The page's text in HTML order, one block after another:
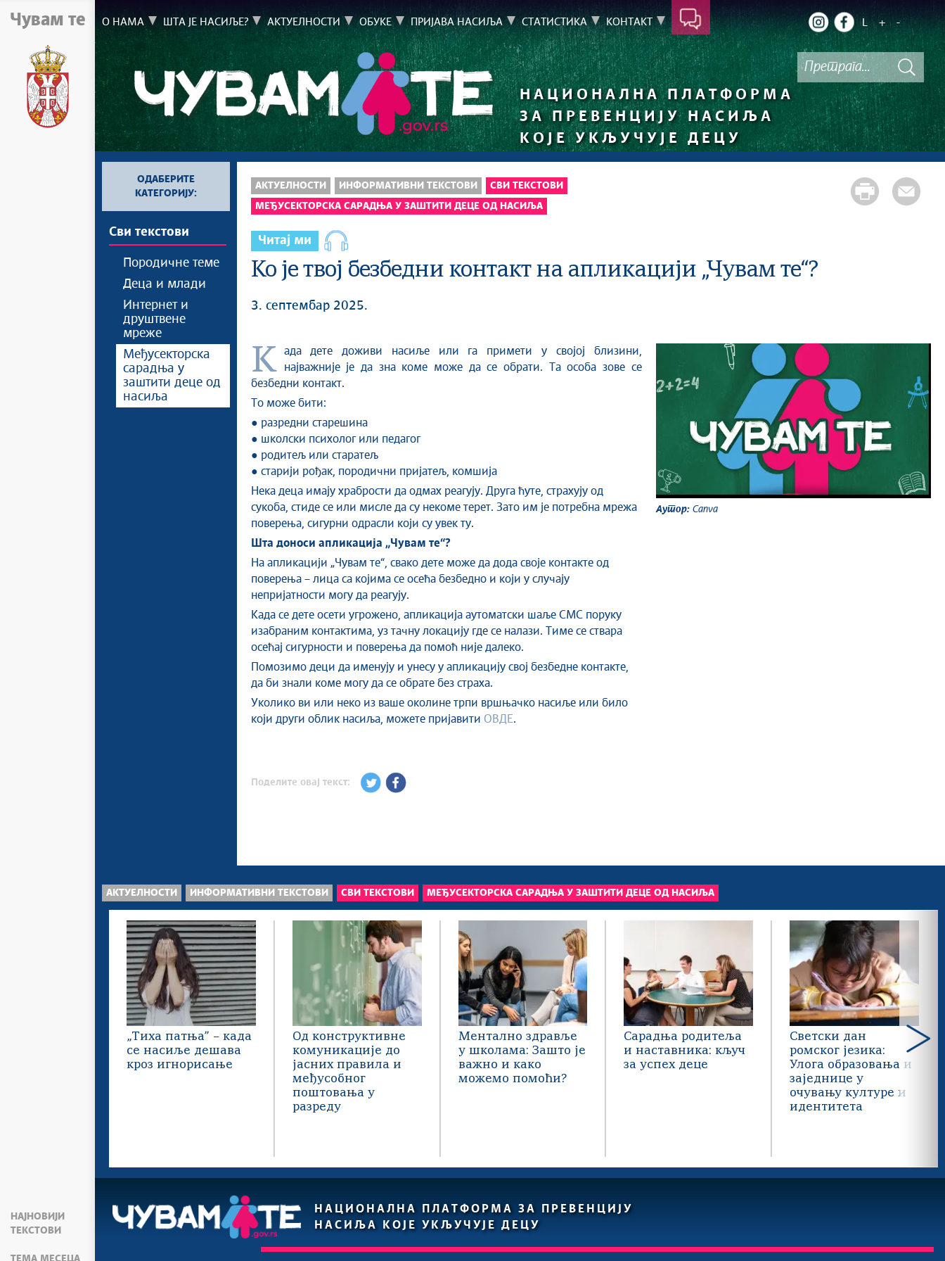
Чувам те
НАЈНОВИЈИ
ТЕКСТОВИ
ТЕМА МЕСЕЦА
О НАМА ШТА ЈЕ НАСИЉЕ? АКТУЕЛНОСТИ ОБУКЕ ПРИЈАВА НАСИЉА СТАТИСТИКА КОНТАКТ L + -
НАЦИОНАЛНА ПЛАТФОРМА
ЗА ПРЕВЕНЦИЈУ НАСИЉА
КОЈЕ УКЉУЧУЈЕ ДЕЦУ
ОДАБЕРИТЕ
КАТЕГОРИЈУ:
Сви текстови
Породичне теме
Деца и млади
Интернет и
друштвене
мреже
Међусекторска
сарадња у
заштити деце од
насиља
АКТУЕЛНОСТИ ИНФОРМАТИВНИ ТЕКСТОВИ СВИ ТЕКСТОВИ
МЕЂУСЕКТОРСКА САРАДЊА У ЗАШТИТИ ДЕЦЕ ОД НАСИЉА
Читај ми
Ко је твој безбедни контакт на апликацији „Чувам те“?
3. септембар 2025.
Када дете доживи насиље или га примети у својој близини,
најважније је да зна коме може да се обрати. Та особа зове се
безбедни контакт.
То може бити:
● разредни старешина
● школски психолог или педагог
● родитељ или старатељ
● старији рођак, породични пријатељ, комшија
Нека деца имају храбрости да одмах реагују. Друга ћуте, страхују од
сукоба, стиде се или мисле да су некоме терет. Зато им је потребна мрежа
поверења, сигурни одрасли који су увек ту.
Шта доноси апликација „Чувам те“?
На апликацији „Чувам те“, свако дете може да дода своје контакте од
поверења – лица са којима се осећа безбедно и који у случају
непријатности могу да реагују.
Када се дете осети угрожено, апликација аутоматски шаље СМС поруку
изабраним контактима, уз тачну локацију где се налази. Тиме се ствара
осећај сигурности и поверења да помоћ није далеко.
Помозимо деци да именују и унесу у апликацију свој безбедне контакте,
да би знали коме могу да се обрате без страха.
Уколико ви или неко из ваше околине трпи вршњачко насиље или било
који други облик насиља, можете пријавити ОВДЕ.
Аутор: Canva
Поделите овај текст:
АКТУЕЛНОСТИ ИНФОРМАТИВНИ ТЕКСТОВИ СВИ ТЕКСТОВИ МЕЂУСЕКТОРСКА САРАДЊА У ЗАШТИТИ ДЕЦЕ ОД НАСИЉА
„Тиха патња” – када
се насиље дешава
кроз игнорисање
Од конструктивне
комуникације до
јасних правила и
међусобног
поштовања у
разреду
Ментално здравље
у школама: Зашто је
важно и како
можемо помоћи?
Сарадња родитеља
и наставника: кључ
за успех деце
Светски дан
ромског језика:
Улога образовања и
заједнице у
очувању културе и
идентитета
НАЦИОНАЛНА ПЛАТФОРМА ЗА ПРЕВЕНЦИЈУ
НАСИЉА КОЈЕ УКЉУЧУЈЕ ДЕЦУ